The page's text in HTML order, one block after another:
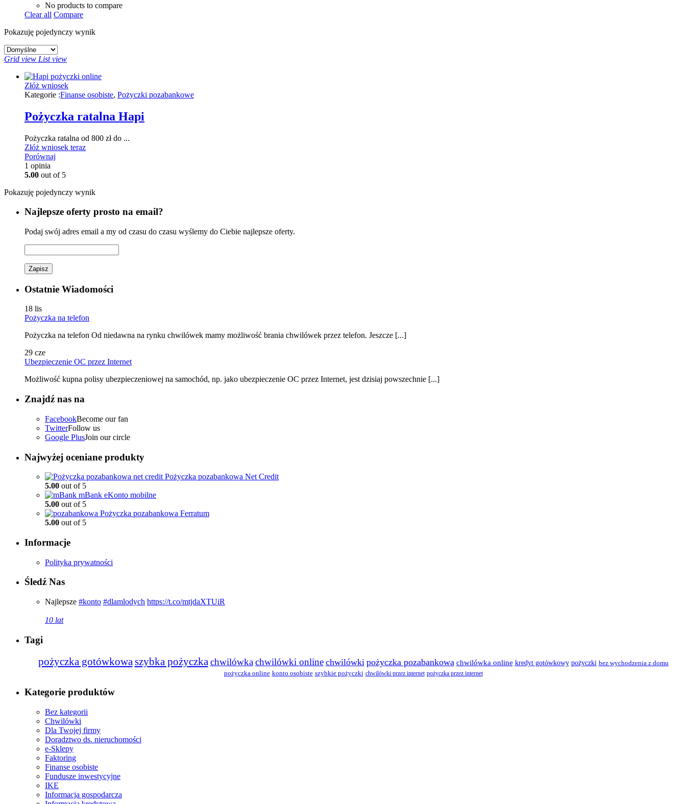
No products to compare
Clear all Compare
Pokazuję pojedynczy wynik
Grid view List view
Złóż wniosek
Kategorie :Finanse osobiste, Pożyczki pozabankowe
Pożyczka ratalna Hapi
Pożyczka ratalna od 800 zł do ...
Złóż wniosek teraz
Porównaj
1 opinia
5.00 out of 5
Pokazuję pojedynczy wynik
Najlepsze oferty prosto na email?
Podaj swój adres email a my od czasu do czasu wyślemy do Ciebie najlepsze oferty.
Zapisz
Ostatnie Wiadomości
18 lis
Pożyczka na telefon
Pożyczka na telefon Od niedawna na rynku chwilówek mamy możliwość brania chwilówek przez telefon. Jeszcze [...]
29 cze
Ubezpieczenie OC przez Internet
Możliwość kupna polisy ubezpieczeniowej na samochód, np. jako ubezpieczenie OC przez Internet, jest dzisiaj powszechnie [...]
Znajdź nas na
FacebookBecome our fan
TwitterFollow us
Google PlusJoin our circle
Najwyżej oceniane produkty
Pożyczka pozabankowa Net Credit
5.00 out of 5
mBank eKonto mobilne
5.00 out of 5
Pożyczka pozabankowa Ferratum
5.00 out of 5
Informacje
Polityka prywatności
Śledź Nas
Najlepsze #konto #dlamlodych https://t.co/mtjdaXTUiR
10 lat
Tagi
pożyczka gotówkowa szybka pożyczka chwilówka chwilówki online chwilówki pożyczka pozabankowa chwilówka online kredyt gotówkowy pożyczki bez wychodzenia z domu
pożyczka online konto osobiste szybkie pożyczki chwilówki przez internet pożyczka przez internet
Kategorie produktów
Bez kategorii
Chwilówki
Dla Twojej firmy
Doradztwo ds. nieruchomości
e-Sklepy
Faktoring
Finanse osobiste
Fundusze inwestycyjne
IKE
Informacja gospodarcza